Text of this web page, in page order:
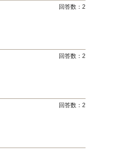
回答数： 2
回答数： 2
回答数： 2